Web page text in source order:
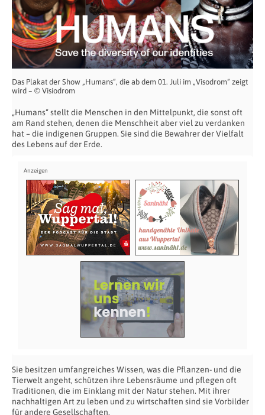
Das Plakat der Show „Humans“, die ab dem 01. Juli im „Visodrom“ zeigt
wird – © Visiodrom
„Humans“ stellt die Menschen in den Mittelpunkt, die sonst oft
am Rand stehen, denen die Menschheit aber viel zu verdanken
hat – die indigenen Gruppen. Sie sind die Bewahrer der Vielfalt
des Lebens auf der Erde.
Sie besitzen umfangreiches Wissen, was die Pflanzen- und die
Tierwelt angeht, schützen ihre Lebensräume und pflegen oft
Traditionen, die im Einklang mit der Natur stehen. Mit ihrer
nachhaltigen Art zu leben und zu wirtschaften sind sie Vorbilder
für andere Gesellschaften.